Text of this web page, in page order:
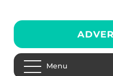
Menu